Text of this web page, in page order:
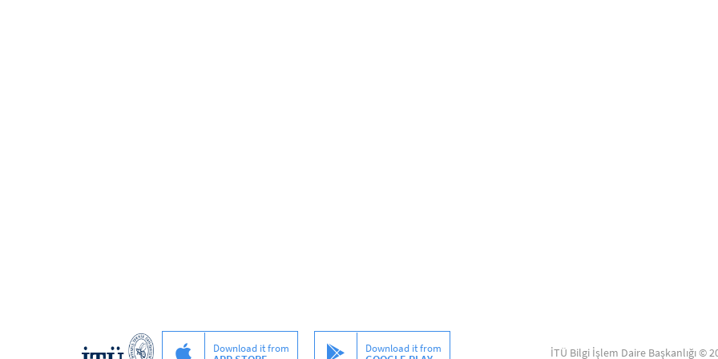
Download it from Download it from İTÜ Bilgi İşlem Daire Başkanlığı ©